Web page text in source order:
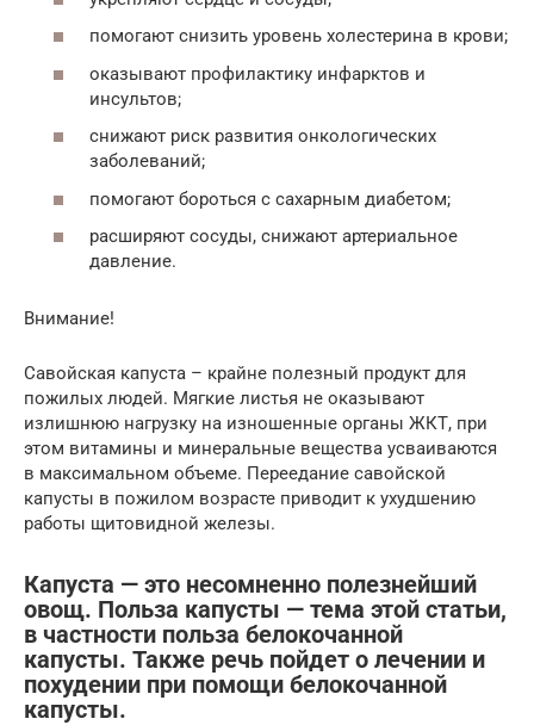
помогают снизить уровень холестерина в крови;
оказывают профилактику инфарктов и
инсультов;
снижают риск развития онкологических
заболеваний;
помогают бороться с сахарным диабетом;
расширяют сосуды, снижают артериальное
давление.
Внимание!
Савойская капуста – крайне полезный продукт для
пожилых людей. Мягкие листья не оказывают
излишнюю нагрузку на изношенные органы ЖКТ, при
этом витамины и минеральные вещества усваиваются
в максимальном объеме. Переедание савойской
капусты в пожилом возрасте приводит к ухудшению
работы щитовидной железы.
Капуста — это несомненно полезнейший
овощ. Польза капусты — тема этой статьи,
в частности польза белокочанной
капусты. Также речь пойдет о лечении и
похудении при помощи белокочанной
капусты.